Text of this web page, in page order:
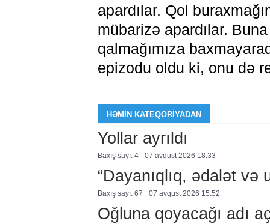
apardılar. Qol
mübarizə apardılar.
qalmağımıza
epizodu oldu ki, onu də
HƏMIN KATEQORIYADAN
Yollar ayrıldı
Baxış sayı: 4 07 avqust 2026 18:33
“Dayanıqlıq, ədalət
Baxış sayı: 67 07 avqust 2026 15:52
Oğluna qoyacağı adı